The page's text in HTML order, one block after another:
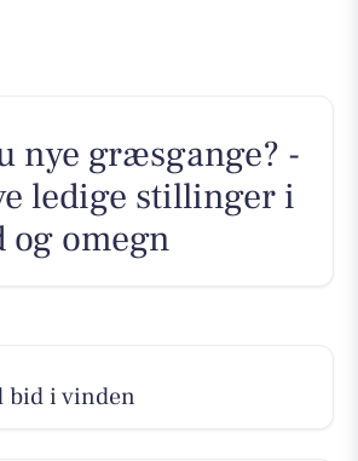
nye græsgange? -
ledige stillinger i
og omegn
bid i vinden